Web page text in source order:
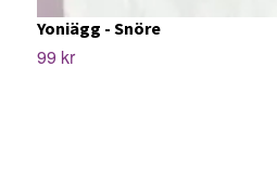
Yoniägg - Snöre
99 kr